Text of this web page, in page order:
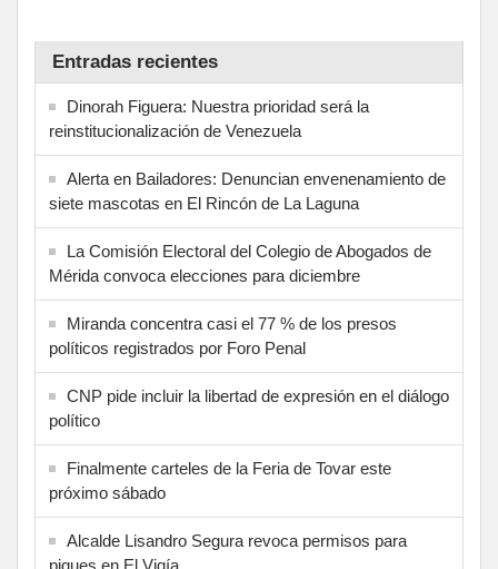
Entradas recientes
Dinorah Figuera: Nuestra prioridad será la
reinstitucionalización de Venezuela
Alerta en Bailadores: Denuncian envenenamiento de
siete mascotas en El Rincón de La Laguna
La Comisión Electoral del Colegio de Abogados de
Mérida convoca elecciones para diciembre
Miranda concentra casi el 77 % de los presos
políticos registrados por Foro Penal
CNP pide incluir la libertad de expresión en el diálogo
político
Finalmente carteles de la Feria de Tovar este
próximo sábado
Alcalde Lisandro Segura revoca permisos para
piques en El Vigía